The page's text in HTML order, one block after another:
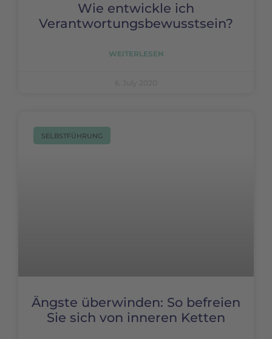
Wie entwickle ich
Verantwortungsbewusstsein?
WEITERLESEN
6. July 2020
SELBSTFÜHRUNG
Ängste überwinden: So befreien
Sie sich von inneren Ketten